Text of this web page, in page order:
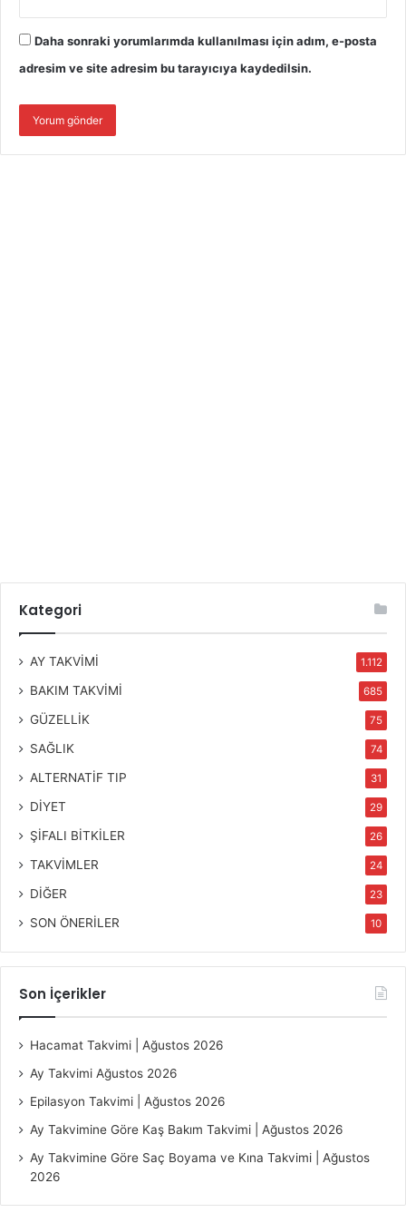
Daha sonraki yorumlarımda kullanılması için adım, e-posta
adresim ve site adresim bu tarayıcıya kaydedilsin.
Kategori
AY TAKVİMİ 1.112
BAKIM TAKVİMİ 685
GÜZELLİK 75
SAĞLIK 74
ALTERNATİF TIP 31
DİYET 29
ŞİFALI BİTKİLER 26
TAKVİMLER 24
DİĞER 23
SON ÖNERİLER 10
Son İçerikler
Hacamat Takvimi | Ağustos 2026
Ay Takvimi Ağustos 2026
Epilasyon Takvimi | Ağustos 2026
Ay Takvimine Göre Kaş Bakım Takvimi | Ağustos 2026
Ay Takvimine Göre Saç Boyama ve Kına Takvimi | Ağustos
2026